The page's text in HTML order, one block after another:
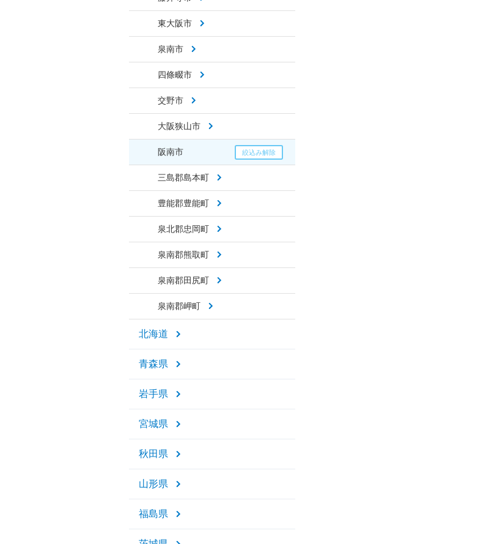
東大阪市
泉南市
四條畷市
交野市
大阪狭山市
阪南市
三島郡島本町
豊能郡豊能町
泉北郡忠岡町
泉南郡熊取町
泉南郡田尻町
泉南郡岬町
北海道
青森県
岩手県
宮城県
秋田県
山形県
福島県